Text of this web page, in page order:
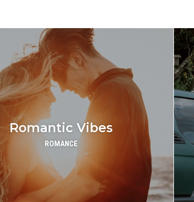
Romantic Vibes
ROMANCE